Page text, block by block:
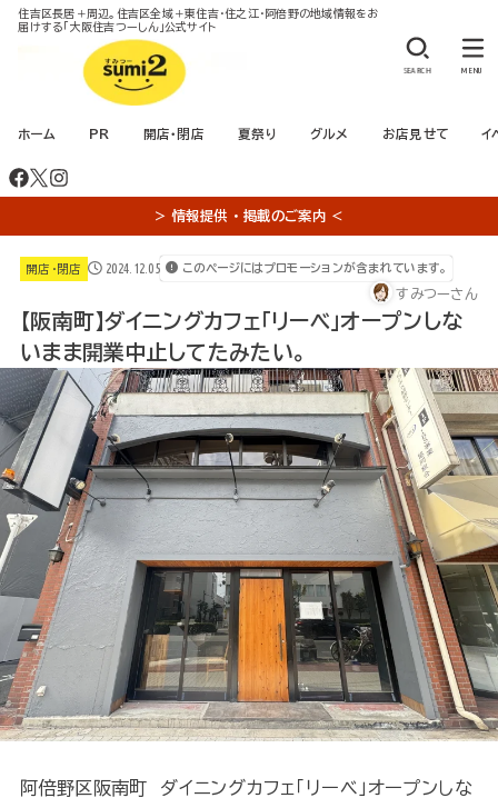
住吉区長居＋周辺。住吉区全域＋東住吉・住之江・阿倍野の地域情報をお
届けする「大阪住吉つーしん」公式サイト
ホーム PR 開店・閉店 夏祭り グルメ お店見せて イ
SEARCH MENU
＞ 情報提供 ・ 掲載のご案内 ＜
開店・閉店 2024.12.05 このページにはプロモーションが含まれています。
すみつーさん
【阪南町】ダイニングカフェ「リーベ」オープンしな
いまま開業中止してたみたい。
阿倍野区阪南町 ダイニングカフェ「リーベ」オープンしな